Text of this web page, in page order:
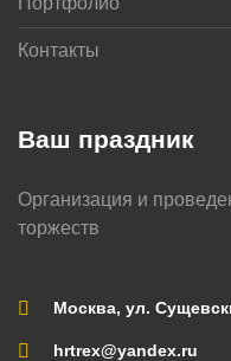
Ваш праздник
Организация и
торжеств
Москва, ул.
hrtrex@yandex.ru
Контакты